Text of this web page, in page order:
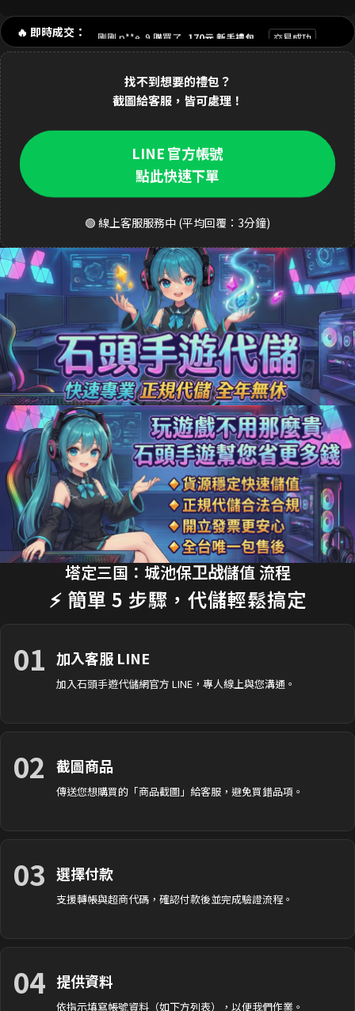
🔥 即時成交：
剛剛 p**e_9 購買了 170元 新手禮包 交易成功
1分鐘前 林**緯 購買了 1690元 禮包 交易成功
2分鐘前 Dav**d 購買了 3290元 至尊禮包
4分鐘前 張**凱 購買了 490元 週禮包
5分鐘前 王**明 購買了 990元 月卡
9分鐘前 吳**宏 購買了 1690元 豪華禮包 交易成功
10分鐘前 m**ky 購買了 33元 銅板禮包
12分鐘前 李**芬 購買了 990元 成長禮包 交易成功
15分鐘前 J**son 購買了 3290元 禮包 交易成功
18分鐘前 劉**瑄 購買了 170元 限時禮包 交易成功
20分鐘前 T**y_L 購買了 2990元 節日禮包 交易成功
22分鐘前 蔡**文 購買了 33元 銅板禮包 交易成功
25分鐘前 H**nry 購買了 490元 特惠禮包 交易成功
28分鐘前 黃**傑 購買了 1690元 禮包 交易成功
30分鐘前 Ap**le 購買了 990元 月卡 交易成功
35分鐘前 楊**婷 購買了 3290元 禮包 交易成功
找不到想要的禮包？
截圖給客服，皆可處理！
LINE 官方帳號
點此快速下單
🟢 線上客服服務中 (平均回覆：3分鐘)
塔定三国：城池保卫战儲值 流程
⚡ 簡單 5 步驟，代儲輕鬆搞定
01 加入客服 LINE
加入石頭手遊代儲網官方 LINE，專人線上與您溝通。
02 截圖商品
傳送您想購買的「商品截圖」給客服，避免買錯品項。
03 選擇付款
支援轉帳與超商代碼，確認付款後並完成驗證流程。
04 提供資料
依指示填寫帳號資料（如下方列表），以便我們作業。